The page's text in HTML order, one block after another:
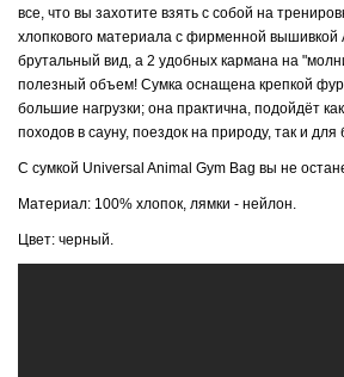
все, что вы захотите взять с собой на
хлопкового материала с фирменной вышивкой
брутальный вид, а 2 удобных кармана на
полезный объем! Сумка оснащена крепкой
большие нагрузки; она практична, подойдёт
походов в сауну, поездок на природу, так и для
С сумкой Universal Animal Gym Bag вы не
Материал: 100% хлопок, лямки - нейлон.
Цвет: черный.